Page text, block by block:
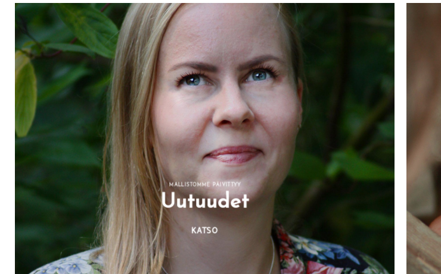
MALLISTOMME PÄIVITTYY
Uutuudet
KATSO